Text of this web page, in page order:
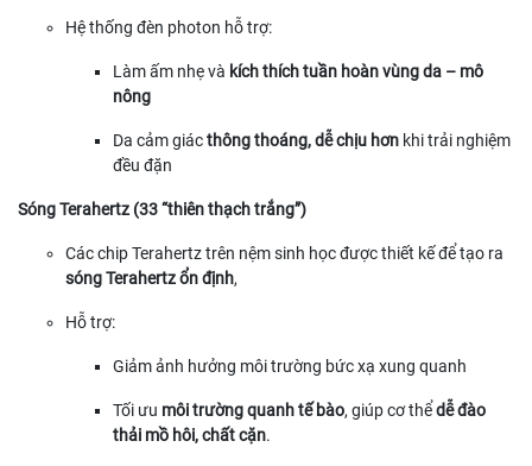
Hệ thống đèn photon hỗ trợ:
Làm ấm nhẹ và kích thích tuần hoàn vùng da – mô
nông
Da cảm giácthông thoáng, dễ chịu hơn khi trải nghiệm
đều đặn
Sóng Terahertz (33 “thiên thạch trắng”)
Các chip Terahertz trên nệm sinh học được thiết kế để tạo ra
sóng Terahertz ổn định,
Hỗ trợ:
Giảm ảnh hưởng môi trường bức xạ xung quanh
Tối ưu môi trường quanh tế bào, giúp cơ thểdễ đào
thải mồ hôi, chất cặn.